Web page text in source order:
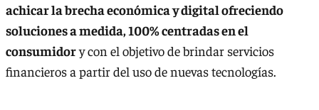
achicar la brecha económica y digital ofreciendo
soluciones a medida, 100% centradas en el
consumidory con el objetivo de brindar servicios
financieros a partir del uso de nuevas tecnologías.